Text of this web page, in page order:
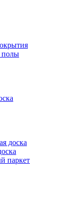
полы
доска
паркет